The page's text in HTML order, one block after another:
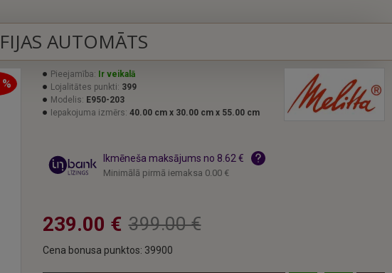
AUTOMĀTS
Pieejamība: Ir veikalā
Lojalitātes punkti: 399
Modelis: E950-203
Iepakojuma izmērs: 40.00 cm x 30.00 cm x 55.00 cm
239.00 € 399.00 €
Cena bonusa punktos: 39900
Ikmēneša maksājums no 8.62 €
Minimālā pirmā iemaksa 0.00 €